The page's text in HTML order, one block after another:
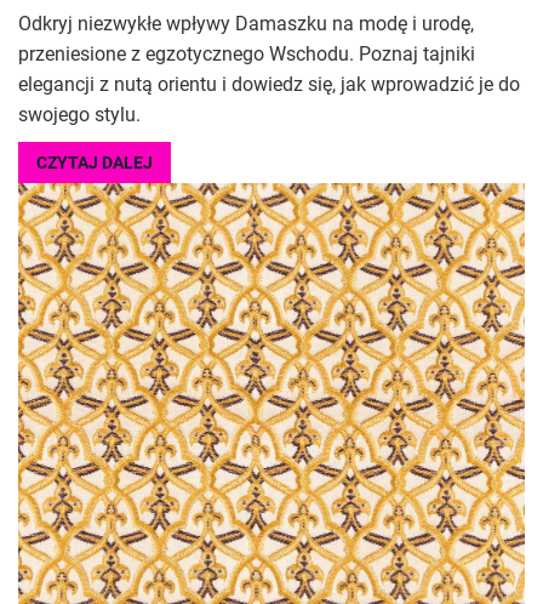
Odkryj niezwykłe wpływy Damaszku na modę i urodę,
przeniesione z egzotycznego Wschodu. Poznaj tajniki
elegancji z nutą orientu i dowiedz się, jak wprowadzić je do
swojego stylu.
CZYTAJ DALEJ